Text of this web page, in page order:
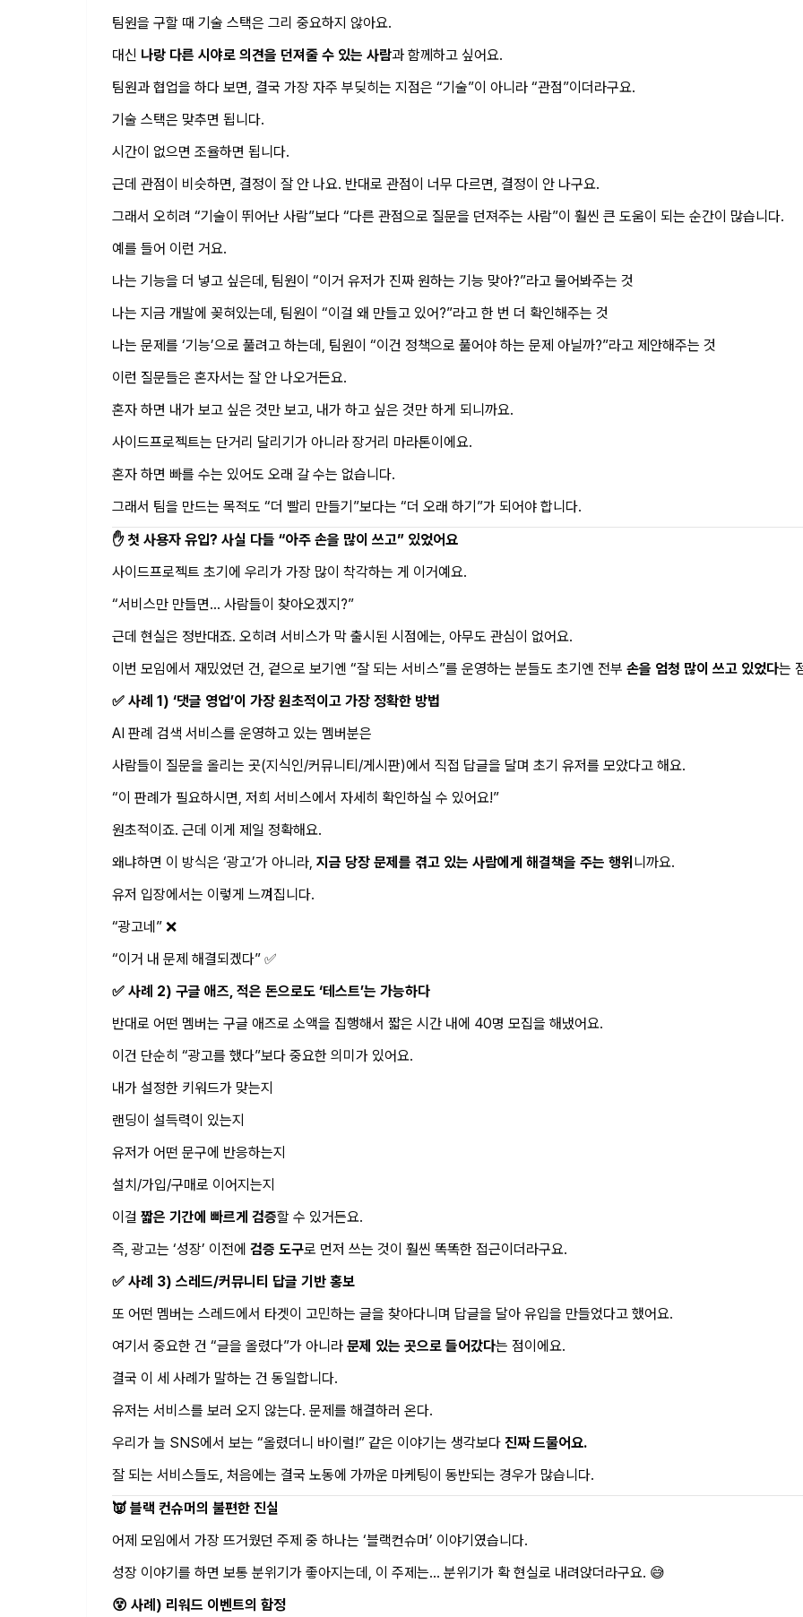
팀원을 구할 때 기술 스택은 그리 중요하지 않아요.
대신 나랑 다른 시야로 의견을 던져줄 수 있는 사람과 함께하고 싶어요.
팀원과 협업을 하다 보면, 결국 가장 자주 부딪히는 지점은 “기술”이 아니라 “관점”이더라구요.
기술 스택은 맞추면 됩니다.
시간이 없으면 조율하면 됩니다.
근데 관점이 비슷하면, 결정이 잘 안 나요. 반대로 관점이 너무 다르면, 결정이 안 나구요.
그래서 오히려 “기술이 뛰어난 사람”보다 “다른 관점으로 질문을 던져주는 사람”이 훨씬 큰 도움이 되는 순간이 많습니다.
예를 들어 이런 거요.
나는 기능을 더 넣고 싶은데, 팀원이 “이거 유저가 진짜 원하는 기능 맞아?”라고 물어봐주는 것
나는 지금 개발에 꽂혀있는데, 팀원이 “이걸 왜 만들고 있어?”라고 한 번 더 확인해주는 것
나는 문제를 ‘기능’으로 풀려고 하는데, 팀원이 “이건 정책으로 풀어야 하는 문제 아닐까?”라고 제안해주는 것
이런 질문들은 혼자서는 잘 안 나오거든요.
혼자 하면 내가 보고 싶은 것만 보고, 내가 하고 싶은 것만 하게 되니까요.
사이드프로젝트는 단거리 달리기가 아니라 장거리 마라톤이에요.
혼자 하면 빠를 수는 있어도 오래 갈 수는 없습니다.
그래서 팀을 만드는 목적도 “더 빨리 만들기”보다는 “더 오래 하기”가 되어야 합니다.
✋ 첫 사용자 유입? 사실 다들 “아주 손을 많이 쓰고” 있었어요
사이드프로젝트 초기에 우리가 가장 많이 착각하는 게 이거예요.
“서비스만 만들면… 사람들이 찾아오겠지?”
근데 현실은 정반대죠. 오히려 서비스가 막 출시된 시점에는, 아무도 관심이 없어요.
이번 모임에서 재밌었던 건, 겉으로 보기엔 “잘 되는 서비스”를 운영하는 분들도 초기엔 전부 손을 엄청 많이 쓰고 있었다는
✅ 사례 1) ‘댓글 영업’이 가장 원초적이고 가장 정확한 방법
AI 판례 검색 서비스를 운영하고 있는 멤버분은
사람들이 질문을 올리는 곳(지식인/커뮤니티/게시판)에서 직접 답글을 달며 초기 유저를 모았다고 해요.
“이 판례가 필요하시면, 저희 서비스에서 자세히 확인하실 수 있어요!”
원초적이죠. 근데 이게 제일 정확해요.
왜냐하면 이 방식은 ‘광고’가 아니라, 지금 당장 문제를 겪고 있는 사람에게 해결책을 주는 행위 니까요.
유저 입장에서는 이렇게 느껴집니다.
“광고네” ❌
“이거 내 문제 해결되겠다” ✅
✅ 사례 2) 구글 애즈, 적은 돈으로도 ‘테스트’는 가능하다
반대로 어떤 멤버는 구글 애즈로 소액을 집행해서 짧은 시간 내에 40명 모집을 해냈어요.
이건 단순히 “광고를 했다”보다 중요한 의미가 있어요.
내가 설정한 키워드가 맞는지
랜딩이 설득력이 있는지
유저가 어떤 문구에 반응하는지
설치/가입/구매로 이어지는지
이걸 짧은 기간에 빠르게 검증할 수 있거든요.
즉, 광고는 ‘성장’ 이전에 검증 도구로 먼저 쓰는 것이 훨씬 똑똑한 접근이더라구요.
✅ 사례 3) 스레드/커뮤니티 답글 기반 홍보
또 어떤 멤버는 스레드에서 타겟이 고민하는 글을 찾아다니며 답글을 달아 유입을 만들었다고 했어요.
여기서 중요한 건 “글을 올렸다”가 아니라 문제 있는 곳으로 들어갔다는 점이에요.
결국 이 세 사례가 말하는 건 동일합니다.
유저는 서비스를 보러 오지 않는다. 문제를 해결하러 온다.
우리가 늘 SNS에서 보는 “올렸더니 바이럴!” 같은 이야기는 생각보다 진짜 드물어요.
잘 되는 서비스들도, 처음에는 결국 노동에 가까운 마케팅이 동반되는 경우가 많습니다.
👿 블랙 컨슈머의 불편한 진실
어제 모임에서 가장 뜨거웠던 주제 중 하나는 ‘블랙컨슈머’ 이야기였습니다.
성장 이야기를 하면 보통 분위기가 좋아지는데, 이 주제는… 분위기가 확 현실로 내려앉더라구요. 😅
😵 사례) 리워드 이벤트의 함정